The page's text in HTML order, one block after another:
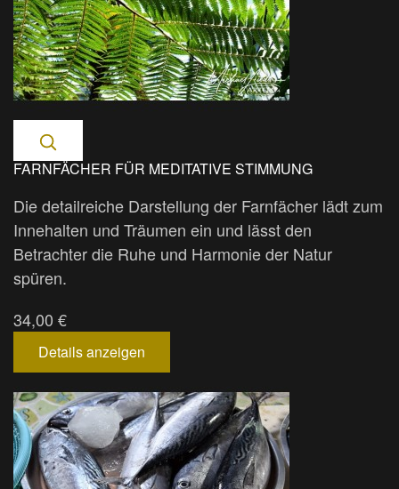
FARNFÄCHER FÜR MEDITATIVE STIMMUNG
Die detailreiche Darstellung der Farnfächer lädt zum
Innehalten und Träumen ein und lässt den
Betrachter die Ruhe und Harmonie der Natur
spüren.
34,00 €
Details anzeigen